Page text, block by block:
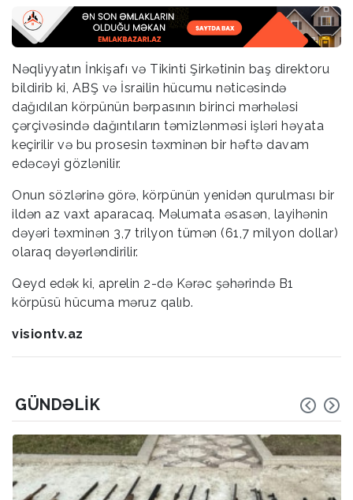
Nəqliyyatın İnkişafı və Tikinti Şirkətinin baş direktoru
bildirib ki, ABŞ və İsrailin hücumu nəticəsində
dağıdılan körpünün bərpasının birinci mərhələsi
çərçivəsində dağıntıların təmizlənməsi işləri həyata
keçirilir və bu prosesin təxminən bir həftə davam
edəcəyi gözlənilir.
Onun sözlərinə görə, körpünün yenidən qurulması bir
ildən az vaxt aparacaq. Məlumata əsasən, layihənin
dəyəri təxminən 3,7 trilyon tümən (61,7 milyon dollar)
olaraq dəyərləndirilir.
Qeyd edək ki, aprelin 2-də Kərəc şəhərində B1
körpüsü hücuma məruz qalıb.
visiontv.az
GÜNDƏLIK